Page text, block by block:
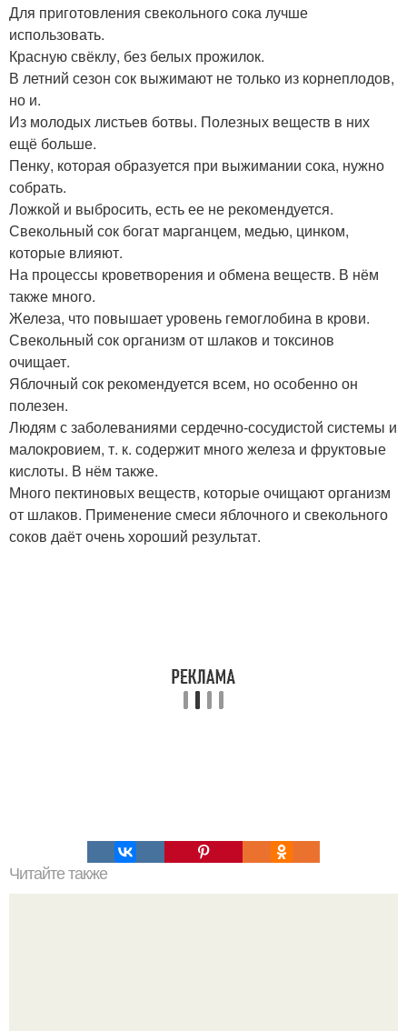
Для приготовления свекольного сока лучше
использовать.
Красную свёклу, без белых прожилок.
В летний сезон сок выжимают не только из корнеплодов,
но и.
Из молодых листьев ботвы. Полезных веществ в них
ещё больше.
Пенку, которая образуется при выжимании сока, нужно
собрать.
Ложкой и выбросить, есть ее не рекомендуется.
Свекольный сок богат марганцем, медью, цинком,
которые влияют.
На процессы кроветворения и обмена веществ. В нём
также много.
Железа, что повышает уровень гемоглобина в крови.
Свекольный сок организм от шлаков и токсинов
очищает.
Яблочный сок рекомендуется всем, но особенно он
полезен.
Людям с заболеваниями сердечно-сосудистой системы и
малокровием, т. к. содержит много железа и фруктовые
кислоты. В нём также.
Много пектиновых веществ, которые очищают организм
от шлаков. Применение смеси яблочного и свекольного
соков даёт очень хороший результат.
Читайте также